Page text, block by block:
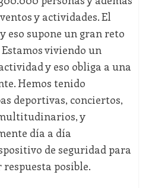
y actividades. El
eso supone un gran reto
viviendo un
y eso obliga a una
Hemos tenido
deportivas, conciertos,
y
día a día
de seguridad para
posible.